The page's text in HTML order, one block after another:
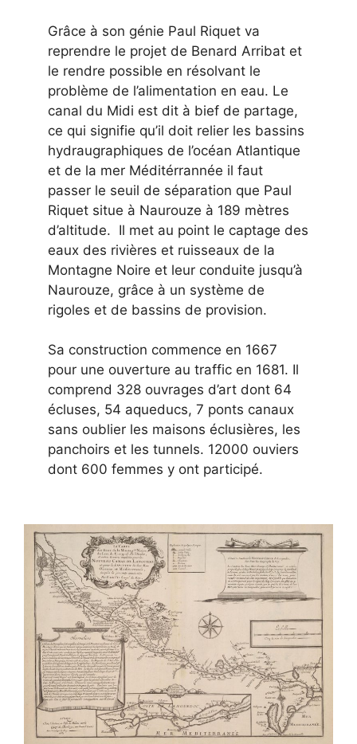
Grâce à son génie Paul Riquet va
reprendre le projet de Benard Arribat et
le rendre possible en résolvant le
problème de l’alimentation en eau. Le
canal du Midi est dit à bief de partage,
ce qui signifie qu’il doit relier les bassins
hydraugraphiques de l’océan Atlantique
et de la mer Méditérrannée il faut
passer le seuil de séparation que Paul
Riquet situe à Naurouze à 189 mètres
d’altitude. Il met au point le captage des
eaux des rivières et ruisseaux de la
Montagne Noire et leur conduite jusqu’à
Naurouze, grâce à un système de
rigoles et de bassins de provision.
Sa construction commence en 1667
pour une ouverture au traffic en 1681. Il
comprend 328 ouvrages d’art dont 64
écluses, 54 aqueducs, 7 ponts canaux
sans oublier les maisons éclusières, les
panchoirs et les tunnels. 12000 ouviers
dont 600 femmes y ont participé.